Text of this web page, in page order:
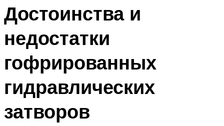
Достоинства и
недостатки
гофрированных
гидравлических
затворов